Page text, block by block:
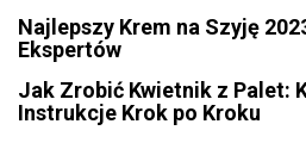
Najlepszy Krem na Szyję
Ekspertów
Jak Zrobić Kwietnik z Palet:
Instrukcje Krok po Kroku